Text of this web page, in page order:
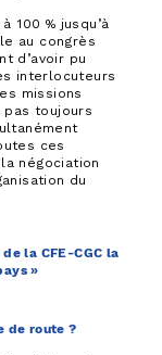
100 % jusqu’à
au congrès
d’avoir pu
interlocuteurs
missions
pas toujours
ces
négociation
du
la CFE-CGC la
»
de route ?